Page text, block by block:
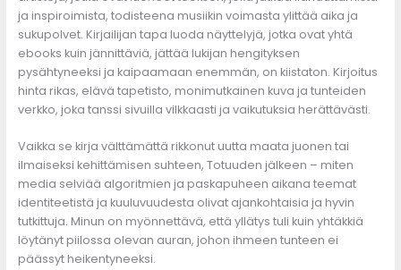
ja inspiroimista, todisteena musiikin voimasta ylittää aika ja
sukupolvet. Kirjailijan tapa luoda näyttelyjä, jotka ovat yhtä
ebooks kuin jännittäviä, jättää lukijan hengityksen
pysähtyneeksi ja kaipaamaan enemmän, on kiistaton. Kirjoitus
hinta rikas, elävä tapetisto, monimutkainen kuva ja tunteiden
verkko, joka tanssi sivuilla vilkkaasti ja vaikutuksia herättävästi.
Vaikka se kirja välttämättä rikkonut uutta maata juonen tai
ilmaiseksi kehittämisen suhteen, Totuuden jälkeen – miten
media selviää algoritmien ja paskapuheen aikana teemat
identiteetistä ja kuuluvuudesta olivat ajankohtaisia ja hyvin
tutkittuja. Minun on myönnettävä, että yllätys tuli kuin yhtäkkiä
löytänyt piilossa olevan auran, johon ihmeen tunteen ei
päässyt heikentyneeksi.